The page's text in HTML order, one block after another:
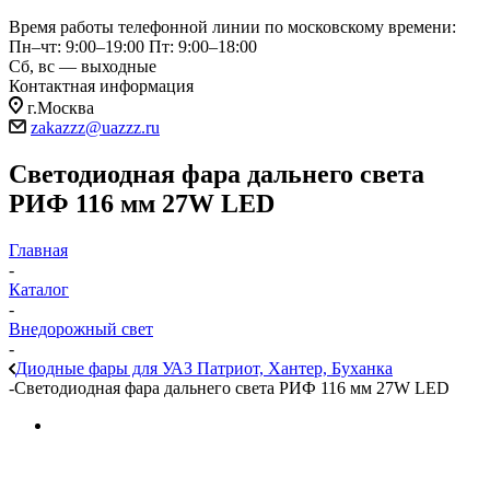
Время работы телефонной линии по московскому времени:
Пн–чт: 9:00–19:00 Пт: 9:00–18:00
Сб, вс — выходные
Контактная информация
г.Москва
zakazzz@uazzz.ru
Светодиодная фара дальнего света
РИФ 116 мм 27W LED
Главная
-
Каталог
-
Внедорожный свет
-
Диодные фары для УАЗ Патриот, Хантер, Буханка
-Светодиодная фара дальнего света РИФ 116 мм 27W LED